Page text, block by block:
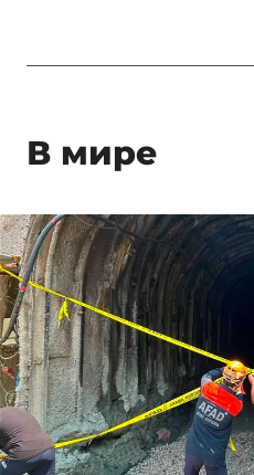
В мире